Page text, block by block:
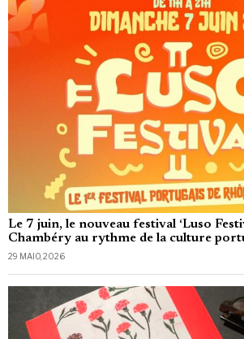
Le 7 juin, le nouveau festival ‘Luso
Chambéry au rythme de la culture
29 MAIO, 2026